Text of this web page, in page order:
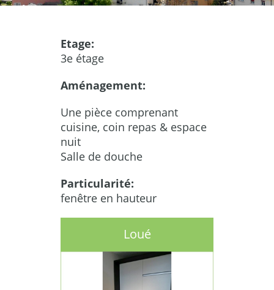
Etage:
3e étage
Aménagement:
Une pièce comprenant
cuisine, coin repas & espace
nuit
Salle de douche
Particularité:
fenêtre en hauteur
Loué